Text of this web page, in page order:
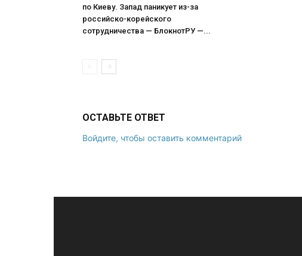
по Киеву. Запад паникует из-за
российско-корейского
сотрудничества — БлокнотРУ —...
ОСТАВЬТЕ ОТВЕТ
Войдите, чтобы оставить комментарий